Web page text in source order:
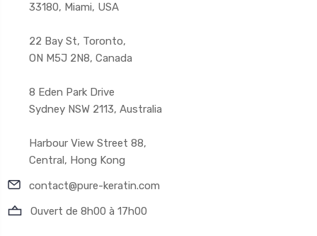
33180, Miami, USA
22 Bay St, Toronto,
ON M5J 2N8, Canada
8 Eden Park Drive
Sydney NSW 2113, Australia
Harbour View Street 88,
Central, Hong Kong
contact@pure-keratin.com
Ouvert de 8h00 à 17h00